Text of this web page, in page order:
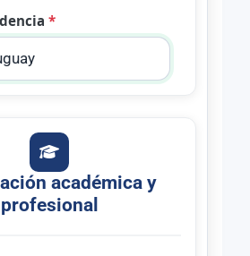
*
académica y
profesional